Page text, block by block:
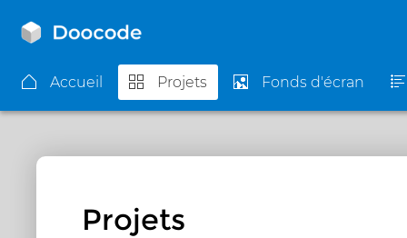
Accueil Projets Fonds d'écran
Projets